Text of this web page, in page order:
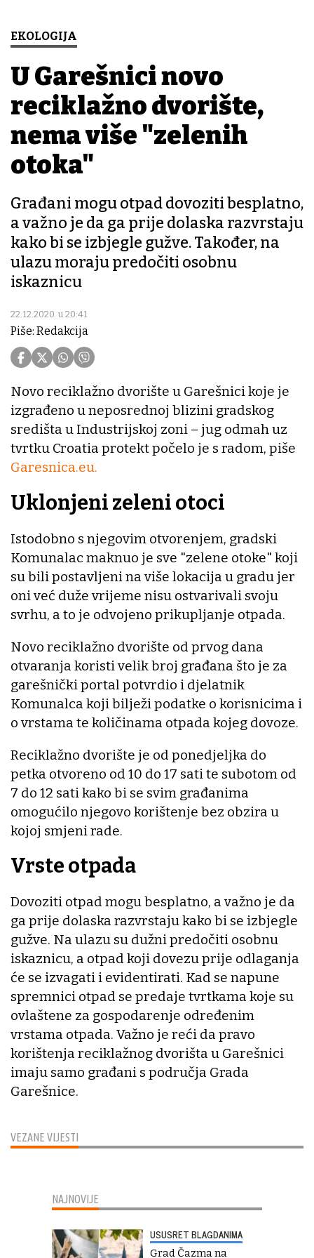
EKOLOGIJA
U Garešnici novo
reciklažno dvorište,
nema više "zelenih
otoka"
Građani mogu otpad dovoziti besplatno,
a važno je da ga prije dolaska razvrstaju
kako bi se izbjegle gužve. Također, na
ulazu moraju predočiti osobnu
iskaznicu
22.12.2020. u 20:41
Piše: Redakcija
VEZANE VIJESTI
Novo reciklažno dvorište u Garešnici koje je
izgrađeno u neposrednoj blizini gradskog
središta u Industrijskoj zoni – jug odmah uz
tvrtku Croatia protekt počelo je s radom, piše
Garesnica.eu.
Uklonjeni zeleni otoci
Istodobno s njegovim otvorenjem, gradski
Komunalac maknuo je sve "zelene otoke" koji
su bili postavljeni na više lokacija u gradu jer
oni već duže vrijeme nisu ostvarivali svoju
svrhu, a to je odvojeno prikupljanje otpada.
Novo reciklažno dvorište od prvog dana
otvaranja koristi velik broj građana što je za
garešnički portal potvrdio i djelatnik
Komunalca koji bilježi podatke o korisnicima i
o vrstama te količinama otpada kojeg dovoze.
Reciklažno dvorište je od ponedjeljka do
petka otvoreno od 10 do 17 sati te subotom od
7 do 12 sati kako bi se svim građanima
omogućilo njegovo korištenje bez obzira u
kojoj smjeni rade.
Vrste otpada
Dovoziti otpad mogu besplatno, a važno je da
ga prije dolaska razvrstaju kako bi se izbjegle
gužve. Na ulazu su dužni predočiti osobnu
iskaznicu, a otpad koji dovezu prije odlaganja
će se izvagati i evidentirati. Kad se napune
spremnici otpad se predaje tvrtkama koje su
ovlaštene za gospodarenje određenim
vrstama otpada. Važno je reći da pravo
korištenja reciklažnog dvorišta u Garešnici
imaju samo građani s područja Grada
Garešnice.
NAJNOVIJE
USUSRET BLAGDANIMA
Grad Čazma na